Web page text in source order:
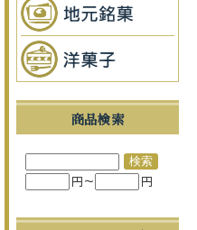
商品検索
円～ 円